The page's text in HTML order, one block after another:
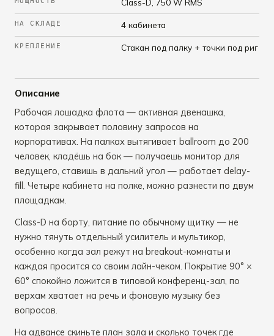
Class-D, 750 W RMS
НА СКЛАДЕ 4 кабинета
КРЕПЛЕНИЕ Стакан под палку + точки под риг
Описание
Рабочая лошадка флота — активная двенашка,
которая закрывает половину запросов на
корпоративах. На палках вытягивает ballroom до 200
человек, кладёшь на бок — получаешь монитор для
ведущего, ставишь в дальний угол — работает delay-
fill. Четыре кабинета на полке, можно разнести по двум
площадкам.
Class-D на борту, питание по обычному щитку — не
нужно тянуть отдельный усилитель и мультикор,
особенно когда зал режут на breakout-комнаты и
каждая просится со своим лайн-чеком. Покрытие 90° ×
60° спокойно ложится в типовой конференц-зал, по
верхам хватает на речь и фоновую музыку без
вопросов.
На адвансе скиньте план зала и сколько точек где